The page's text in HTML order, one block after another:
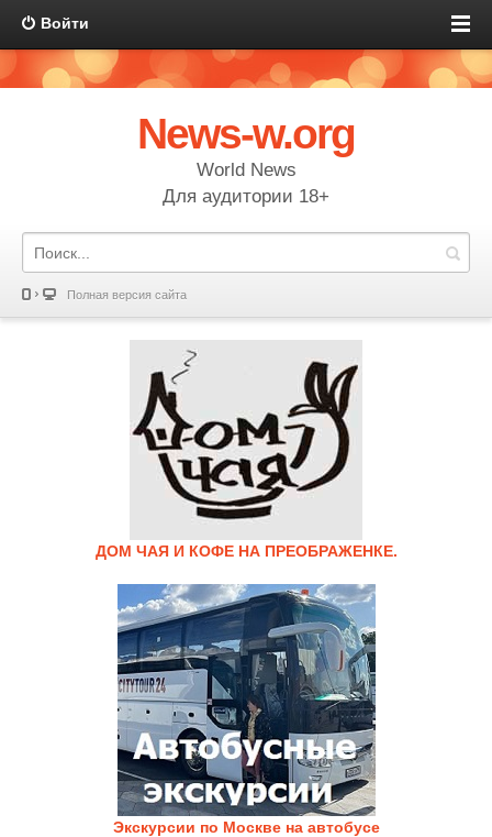
Войти
News-w.org
World News
Для аудитории 18+
Полная версия сайта
ДОМ ЧАЯ И КОФЕ НА ПРЕОБРАЖЕНКЕ.
Экскурсии по Москве на автобусе